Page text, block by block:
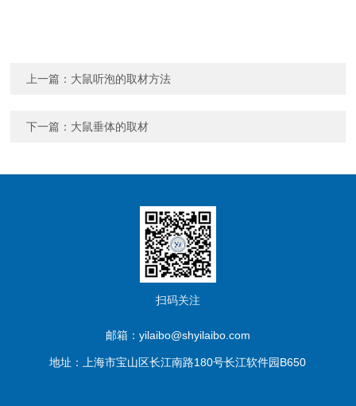
上一篇： 大鼠听泡的取材方法
下一篇： 大鼠垂体的取材
扫码关注
邮箱：yilaibo@shyilaibo.com
地址：上海市宝山区长江南路180号长江软件园B650